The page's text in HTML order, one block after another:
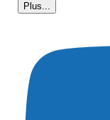
Plus...